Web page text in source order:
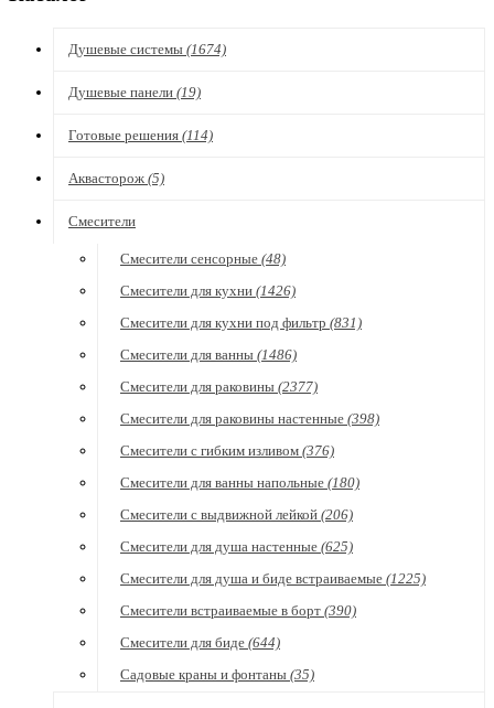
Душевые системы (1674)
Душевые панели (19)
Готовые решения (114)
Аквасторож (5)
Смесители
Смесители сенсорные (48)
Смесители для кухни (1426)
Смесители для кухни под фильтр (831)
Смесители для ванны (1486)
Смесители для раковины (2377)
Смесители для раковины настенные (398)
Смесители с гибким изливом (376)
Смесители для ванны напольные (180)
Смесители с выдвижной лейкой (206)
Смесители для душа настенные (625)
Смесители для душа и биде встраиваемые (1225)
Смесители встраиваемые в борт (390)
Смесители для биде (644)
Садовые краны и фонтаны (35)